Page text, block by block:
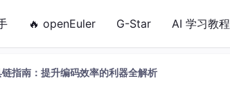
🔥 openEuler G-Star AI 学习教程
指南：提升编码效率的利器全解析